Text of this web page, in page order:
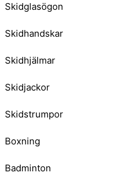
Skidglasögon
Skidhandskar
Skidhjälmar
Skidjackor
Skidstrumpor
Boxning
Badminton